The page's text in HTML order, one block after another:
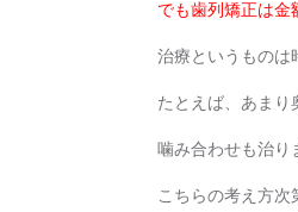
でも歯列矯正は金
治療というものは
たとえば、あまり
噛み合わせも治り
こちらの考え方次